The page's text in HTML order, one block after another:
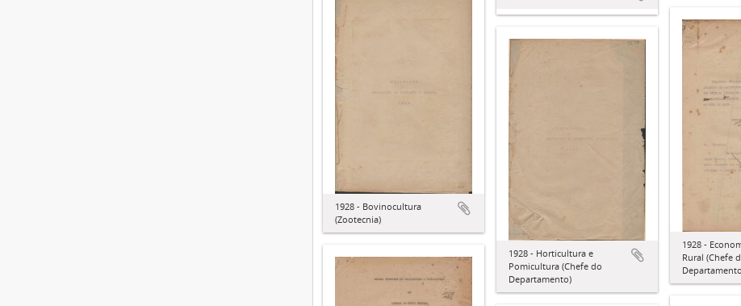
1928 - Bovinocultura
(Zootecnia)
1928 -
Rural (Chefe
1928 - Horticultura e
Pomicultura (Chefe do
Departamento)